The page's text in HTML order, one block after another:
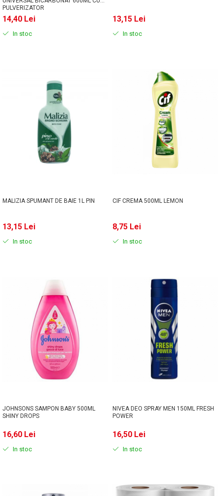
PULVERIZATOR
14,40 Lei
In stoc
13,15 Lei
In stoc
MALIZIA SPUMANT DE BAIE 1L PIN
13,15 Lei
In stoc
CIF CREMA 500ML LEMON
8,75 Lei
In stoc
JOHNSONS SAMPON BABY 500ML
SHINY DROPS
16,60 Lei
In stoc
NIVEA DEO SPRAY MEN 150ML FRESH
POWER
16,50 Lei
In stoc